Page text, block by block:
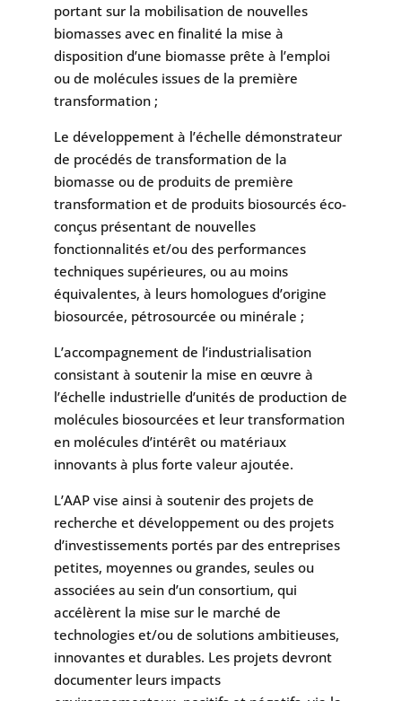
portant sur la mobilisation de nouvelles
biomasses avec en finalité la mise à
disposition d’une biomasse prête à l’emploi
ou de molécules issues de la première
transformation ;
Le développement à l’échelle démonstrateur
de procédés de transformation de la
biomasse ou de produits de première
transformation et de produits biosourcés éco-
conçus présentant de nouvelles
fonctionnalités et/ou des performances
techniques supérieures, ou au moins
équivalentes, à leurs homologues d’origine
biosourcée, pétrosourcée ou minérale ;
L’accompagnement de l’industrialisation
consistant à soutenir la mise en œuvre à
l’échelle industrielle d’unités de production de
molécules biosourcées et leur transformation
en molécules d’intérêt ou matériaux
innovants à plus forte valeur ajoutée.
L’AAP vise ainsi à soutenir des projets de
recherche et développement ou des projets
d’investissements portés par des entreprises
petites, moyennes ou grandes, seules ou
associées au sein d’un consortium, qui
accélèrent la mise sur le marché de
technologies et/ou de solutions ambitieuses,
innovantes et durables. Les projets devront
documenter leurs impacts